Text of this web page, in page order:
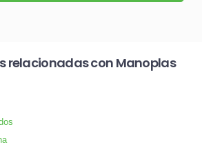
relacionadas con Manoplas